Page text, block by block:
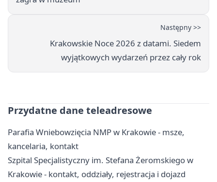
Następny >>
Krakowskie Noce 2026 z datami. Siedem
wyjątkowych wydarzeń przez cały rok
Przydatne dane teleadresowe
Parafia Wniebowzięcia NMP w Krakowie - msze,
kancelaria, kontakt
Szpital Specjalistyczny im. Stefana Żeromskiego w
Krakowie - kontakt, oddziały, rejestracja i dojazd